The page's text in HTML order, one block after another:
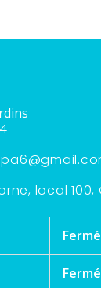
local
Fermé
Fermé